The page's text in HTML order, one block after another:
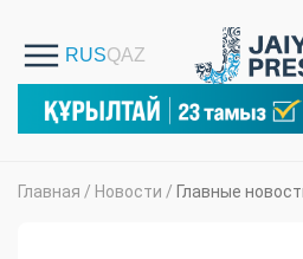
Главная / Новости / Главные